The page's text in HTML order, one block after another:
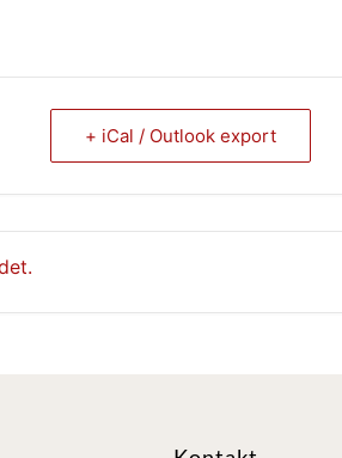
+ iCal / Outlook export